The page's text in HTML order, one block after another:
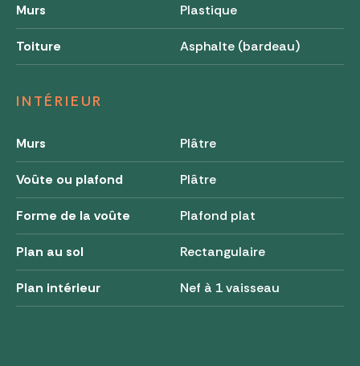
Murs Plastique
Toiture Asphalte (bardeau)
INTÉRIEUR
Murs Plâtre
Voûte ou plafond Plâtre
Forme de la voûte Plafond plat
Plan au sol Rectangulaire
Plan intérieur Nef à 1 vaisseau